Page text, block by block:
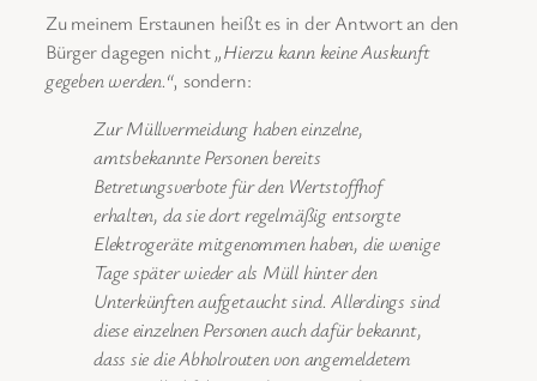
Zu meinem Erstaunen heißt es in der Antwort an den
Bürger dagegen nicht„Hierzu kann keine Auskunft
gegeben werden.“, sondern:
Zur Müllvermeidung haben einzelne,
amtsbekannte Personen bereits
Betretungsverbote für den Wertstoffhof
erhalten, da sie dort regelmäßig entsorgte
Elektrogeräte mitgenommen haben, die wenige
Tage später wieder als Müll hinter den
Unterkünften aufgetaucht sind. Allerdings sind
diese einzelnen Personen auch dafür bekannt,
dass sie die Abholrouten von angemeldetem